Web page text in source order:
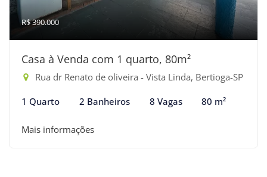
R$ 390.000
Casa à Venda com 1 quarto, 80m²
Rua dr Renato de oliveira - Vista Linda, Bertioga-SP
1 Quarto 2 Banheiros 8 Vagas 80 m²
Mais informações